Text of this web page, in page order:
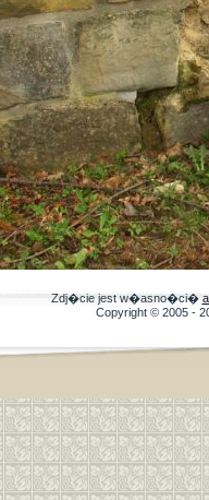
Zdj�cie jest w�asno�ci�
Copyright © 2005 -